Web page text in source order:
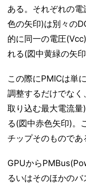
ある。それぞれの
色の矢印)は別々の
的に同一の電圧
れる(図中黄緑の矢印
この際にPMICは単
調整するだけでなく
取り込む最大電流
る(図中赤色矢印)。
チップそのものであ
GPUから
るいはそのほかの